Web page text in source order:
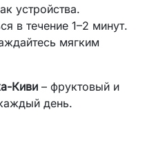
устройства.
в течение 1–2 минут.
мягким
Киви – фруктовый и
день.